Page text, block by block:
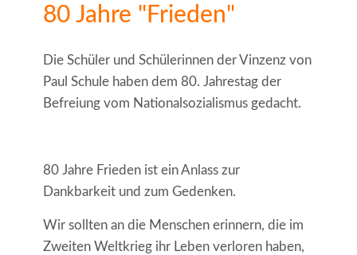
80 Jahre "Frieden"
Die Schüler und Schülerinnen der Vinzenz von
Paul Schule haben dem 80. Jahrestag der
Befreiung vom Nationalsozialismus gedacht.
80 Jahre Frieden ist ein Anlass zur
Dankbarkeit und zum Gedenken.
Wir sollten an die Menschen erinnern, die im
Zweiten Weltkrieg ihr Leben verloren haben,